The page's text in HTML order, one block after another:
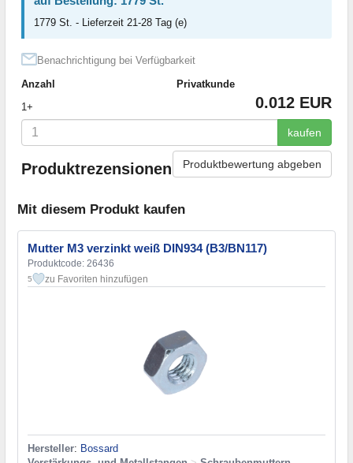
1779 St. - Lieferzeit 21-28 Tag (e)
Benachrichtigung bei Verfügbarkeit
Anzahl
Privatkunde
1+
0.012 EUR
kaufen
Produktrezensionen Produktbewertung abgeben
Mit diesem Produkt kaufen
Mutter M3 verzinkt weiß DIN934 (B3/BN117)
Produktcode: 26436
5 zu Favoriten hinzufügen
Hersteller: Bossard